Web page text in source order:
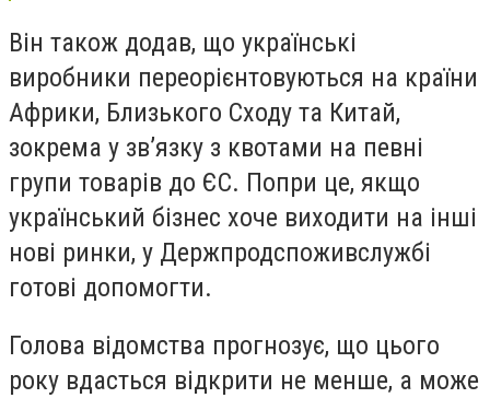
Він також додав, що українські
виробники переорієнтовуються на країни
Африки, Близького Сходу та Китай,
зокрема у зв’язку з квотами на певні
групи товарів до ЄС. Попри це, якщо
український бізнес хоче виходити на інші
нові ринки, у Держпродспоживслужбі
готові допомогти.
Голова відомства прогнозує, що цього
року вдасться відкрити не менше, а може